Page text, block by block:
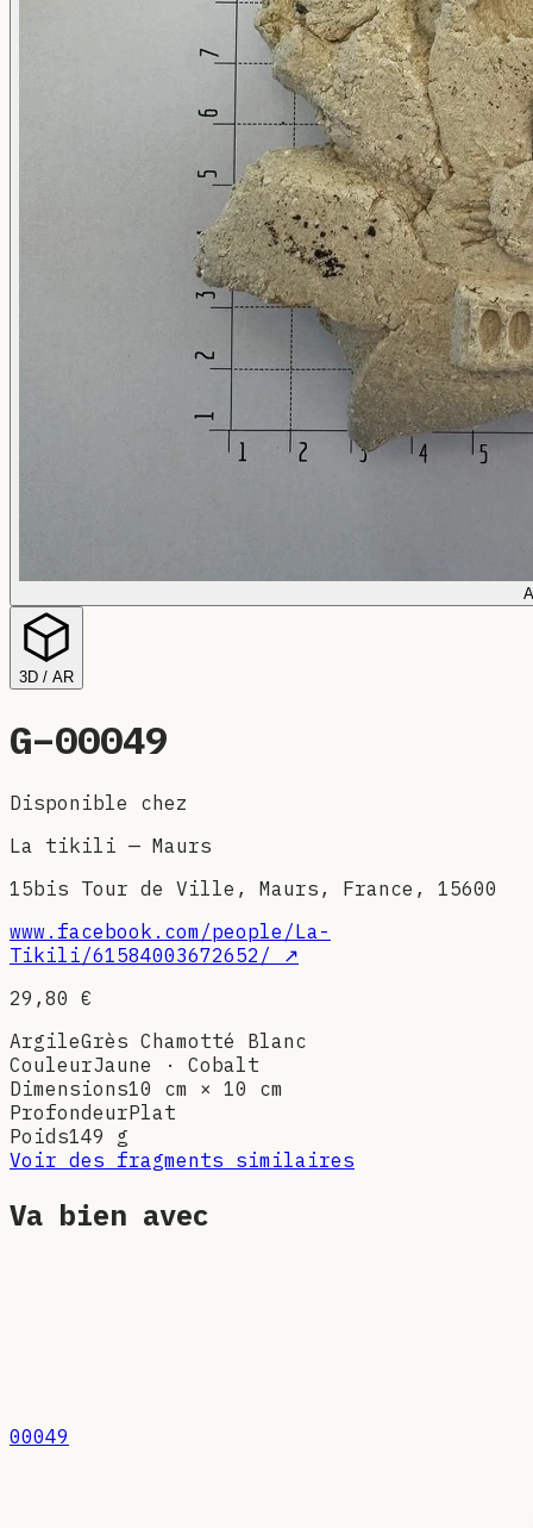
3D / AR
G–00049
Disponible chez
La tikili — Maurs
15bis Tour de Ville, Maurs, France, 15600
www.facebook.com/people/La-
Tikili/61584003672652/ ↗
29,80 €
ArgileGrès Chamotté Blanc
CouleurJaune · Cobalt
Dimensions10 cm × 10 cm
ProfondeurPlat
Poids149 g
Voir des fragments similaires
Va bien avec
00049